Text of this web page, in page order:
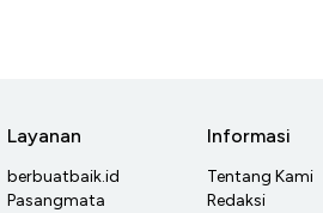
Layanan
berbuatbaik.id
Pasangmata
Informasi
Tentang Kami
Redaksi